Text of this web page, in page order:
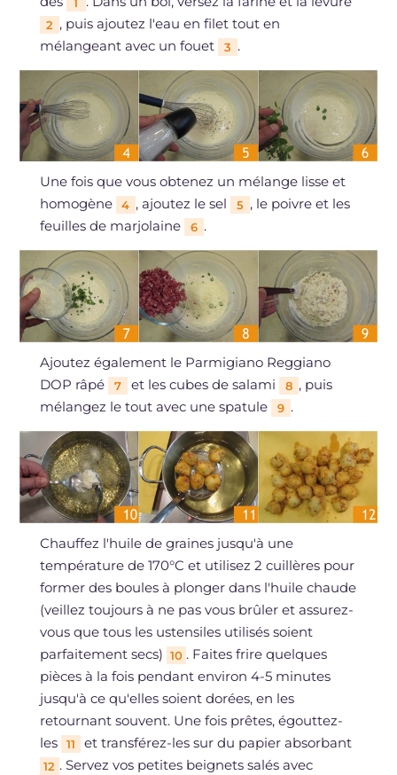
2 , puis ajoutez l'eau en filet tout en
mélangeant avec un fouet
3 .
Une fois que vous obtenez un mélange lisse et
homogène
4 , ajoutez le sel 5 , le poivre et les
feuilles de marjolaine
6 .
Ajoutez également le Parmigiano Reggiano
DOP râpé
7 et les cubes de salami 8 , puis
mélangez le tout avec une spatule
9 .
Chauffez l'huile de graines jusqu'à une
température de 170°C et utilisez 2 cuillères pour
former des boules à plonger dans l'huile chaude
(veillez toujours à ne pas vous brûler et assurez-
vous que tous les ustensiles utilisés soient
parfaitement secs) 10 . Faites frire quelques
pièces à la fois pendant environ 4-5 minutes
jusqu'à ce qu'elles soient dorées, en les
retournant souvent. Une fois prêtes, égouttez-
les
11 et transférez-les sur du papier absorbant
12 . Servez vos petites beignets salés avec